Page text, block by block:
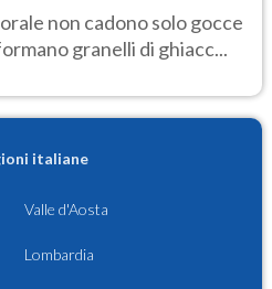
non cadono solo gocce
granelli di ghiacc...
italiane
Valle d'Aosta
Lombardia